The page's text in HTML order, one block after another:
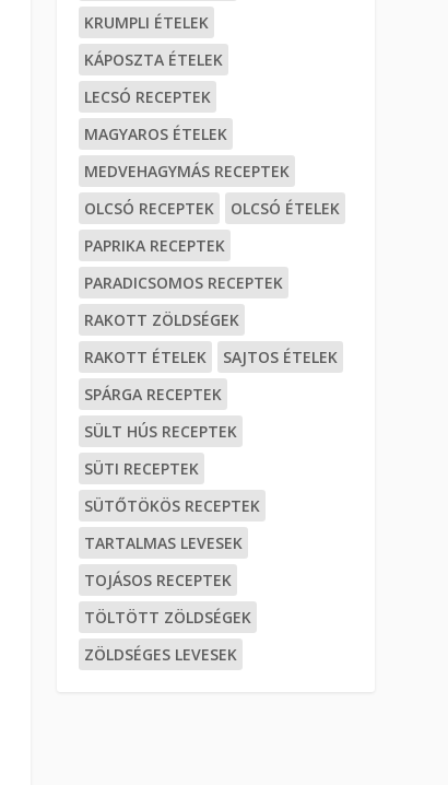
KRUMPLI ÉTELEK
KÁPOSZTA ÉTELEK
LECSÓ RECEPTEK
MAGYAROS ÉTELEK
MEDVEHAGYMÁS RECEPTEK
OLCSÓ RECEPTEK
OLCSÓ ÉTELEK
PAPRIKA RECEPTEK
PARADICSOMOS RECEPTEK
RAKOTT ZÖLDSÉGEK
RAKOTT ÉTELEK
SAJTOS ÉTELEK
SPÁRGA RECEPTEK
SÜLT HÚS RECEPTEK
SÜTI RECEPTEK
SÜTŐTÖKÖS RECEPTEK
TARTALMAS LEVESEK
TOJÁSOS RECEPTEK
TÖLTÖTT ZÖLDSÉGEK
ZÖLDSÉGES LEVESEK